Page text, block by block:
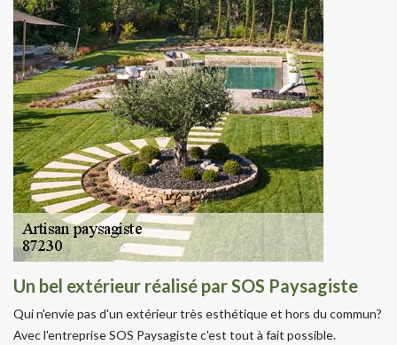
Un bel extérieur réalisé par SOS Paysagiste
Qui n'envie pas d'un extérieur très esthétique et hors du commun?
Avec l'entreprise SOS Paysagiste c'est tout à fait possible.